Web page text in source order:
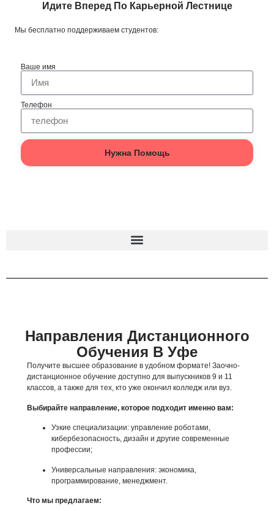
Идите Вперед По Карьерной Лестнице
Мы бесплатно поддерживаем студентов:
Ваше имя
Телефон
Нужна Помощь
Направления Дистанционного
Обучения В Уфе
Получите высшее образование в удобном формате! Заочно-
дистанционное обучение доступно для выпускников 9 и 11
классов, а также для тех, кто уже окончил колледж или вуз.
Выбирайте направление, которое подходит именно вам:
Узкие специализации: управление роботами,
кибербезопасность, дизайн и другие современные
профессии;
Универсальные направления: экономика,
программирование, менеджмент.
Что мы предлагаем: